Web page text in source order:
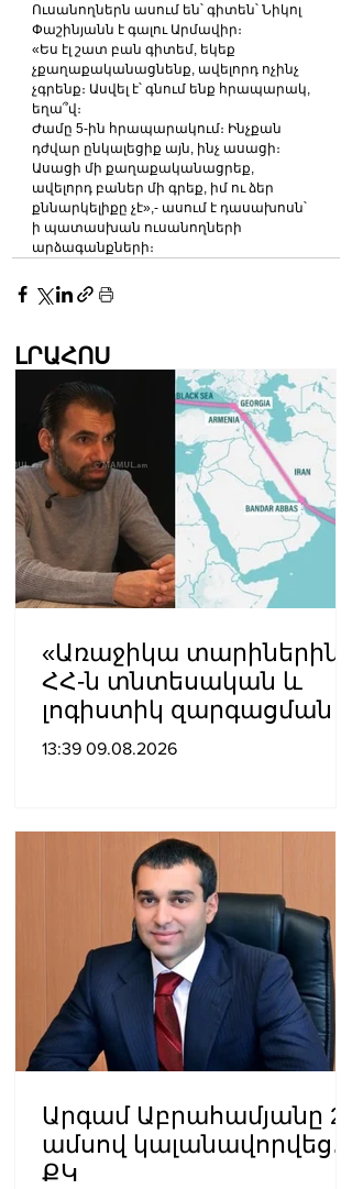
Ուսանողներն ասում են՝ գիտեն՝ Նիկոլ
Փաշինյանն է գալու Արմավիր։
«Ես էլ շատ բան գիտեմ, եկեք
չքաղաքականացնենք, ավելորդ ոչինչ
չգրենք։ Ասվել է՝ գնում ենք հրապարակ,
եղա՞վ։
Ժամը 5-ին հրապարակում։ Ինչքան
դժվար ընկալեցիք այն, ինչ ասացի։
Ասացի մի քաղաքականացրեք,
ավելորդ բաներ մի գրեք, իմ ու ձեր
քննարկելիքը չէ»,- ասում է դասախոսն՝
ի պատասխան ուսանողների
արձագանքների։
ԼՐԱՀՈՍ
«Առաջիկա տարիներին
ՀՀ-ն տնտեսական և
լոգիստիկ զարգացման
տեսանկյունից պետք է
Արա Պողոսյան
13:39 09.08.2026
Արգամ Աբրահամյանը 2
ամսով կալանավորվեց․
ՔԿ